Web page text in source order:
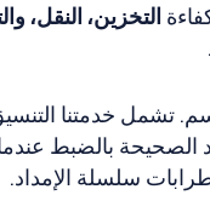
التخزين، النقل،
تشمل خدمتنا
بالضبط عندما
سلسلة الإمداد.